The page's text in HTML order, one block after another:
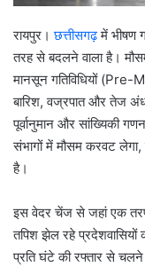
रायपुर।छत्तीसगढ़में भीषण
तरह से बदलने वाला है।
मानसून गतिविधियों
बारिश, वज्रपात और तेज
पूर्वानुमान और सांख्यिकी
संभागों में मौसम करवट लेगा,
है।
इस वेदर चेंज से जहां एक
तपिश झेल रहे प्रदेशवासियों
प्रति घंटे की रफ्तार से